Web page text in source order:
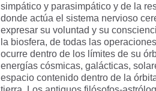
simpático y parasimpático y de la
donde actúa el sistema nervioso
expresar su voluntad y su
la biosfera, de todas las
ocurre dentro de los límites de su
energías cósmicas, galácticas,
espacio contenido dentro de la